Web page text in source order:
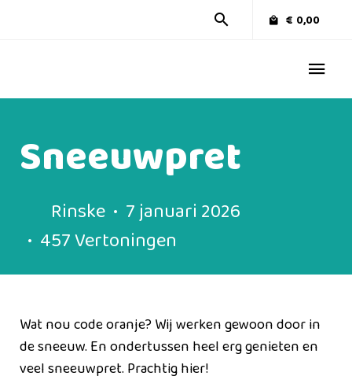
€ 0,00
Sneeuwpret
Rinske
7 januari 2026
457 Vertoningen
Wat nou code oranje? Wij werken gewoon door in
de sneeuw. En ondertussen heel erg genieten en
veel sneeuwpret. Prachtig hier!